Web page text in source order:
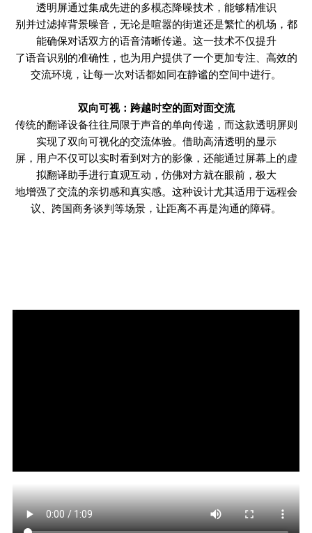
透明屏通过集成先进的多模态降噪技术，能够精准识
别并过滤掉背景噪音，无论是喧嚣的街道还是繁忙的机场，都
能确保对话双方的语音清晰传递。这一技术不仅提升
了语音识别的准确性，也为用户提供了一个更加专注、高效的
交流环境，让每一次对话都如同在静谧的空间中进行。
双向可视：跨越时空的面对面交流
传统的翻译设备往往局限于声音的单向传递，而这款透明屏则
实现了双向可视化的交流体验。借助高清透明的显示
屏，用户不仅可以实时看到对方的影像，还能通过屏幕上的虚
拟翻译助手进行直观互动，仿佛对方就在眼前，极大
地增强了交流的亲切感和真实感。这种设计尤其适用于远程会
议、跨国商务谈判等场景，让距离不再是沟通的障碍。